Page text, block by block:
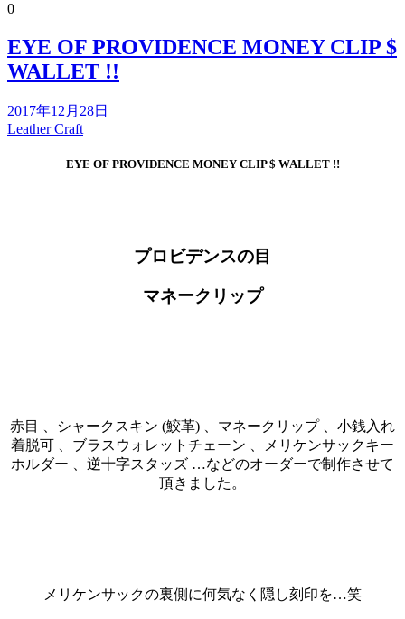
0
EYE OF PROVIDENCE MONEY CLIP $
WALLET !!
2017年12月28日
Leather Craft
EYE OF PROVIDENCE MONEY CLIP $ WALLET !!
プロビデンスの目
マネークリップ
赤目 、シャークスキン (鮫革) 、マネークリップ 、小銭入れ
着脱可 、ブラスウォレットチェーン 、メリケンサックキー
ホルダー 、逆十字スタッズ …などのオーダーで制作させて
頂きました。
メリケンサックの裏側に何気なく隠し刻印を…笑